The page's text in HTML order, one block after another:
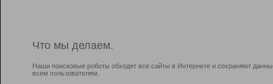
Что мы делаем.
Наши поисковые роботы обходят все сайты в Интернете и сохраняют
всем пользователям.